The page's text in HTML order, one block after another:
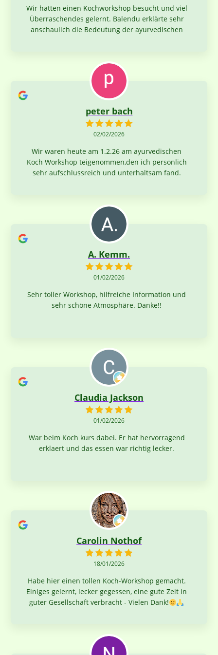
Wir hatten einen Kochworkshop besucht und viel
Überraschendes gelernt. Balendu erklärte sehr
anschaulich die Bedeutung der ayurvedischen
Spaß gemacht und ganz toll geschmeckt
peter bach
02/02/2026
Wir waren heute am 1.2.26 am ayurvedischen
Koch Workshop teigenommen,den ich persönlich
sehr aufschlussreich und unterhaltsam fand.
und die sympathische Gruppe runden das Ganze
ab das zubereitete Essen war richtig lecker wir
haben es nicht bereut teilgenommen zu haben
A. Kemm.
01/02/2026
Sehr toller Workshop, hilfreiche Information und
sehr schöne Atmosphäre. Danke!!
Claudia Jackson
01/02/2026
War beim Koch kurs dabei. Er hat hervorragend
erklaert und das essen war richtig lecker.
Carolin Nothof
18/01/2026
Habe hier einen tollen Koch-Workshop gemacht.
Einiges gelernt, lecker gegessen, eine gute Zeit in
guter Gesellschaft verbracht - Vielen Dank!